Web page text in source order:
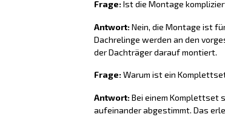
Frage:Ist die Montage
Antwort:Nein, die Montage ist
Dachrelinge werden an den
der Dachträger darauf montiert.
Frage:Warum ist ein
Antwort:Bei einem Komplettset
aufeinander abgestimmt. Das